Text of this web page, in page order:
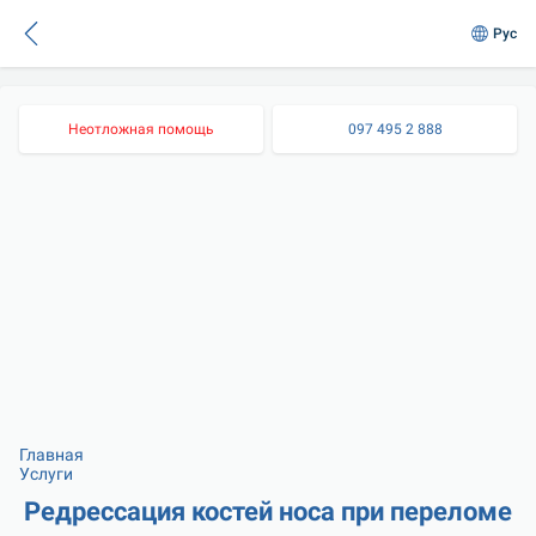
Рус
Неотложная помощь 097 495 2 888
Главная
Услуги
Редрессация костей носа при переломе